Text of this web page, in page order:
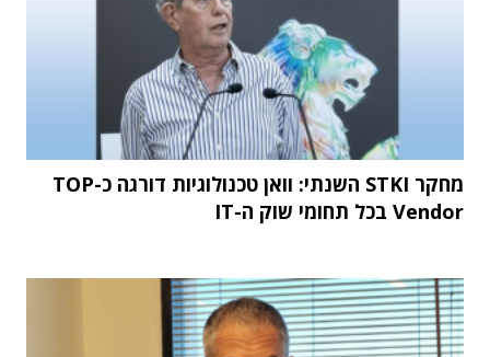
מחקר STKI השנתי: וואן טכנולוגיות דורגה כ-TOP
Vendor בכל תחומי שוק ה-IT